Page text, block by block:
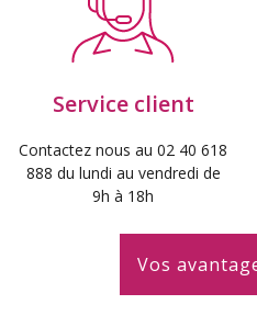
Service client
Contactez nous au 02 40 618
888 du lundi au vendredi de
9h à 18h
Vos